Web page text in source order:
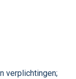
verplichtingen;